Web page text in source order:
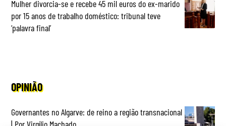
Mulher divorcia-se e recebe 45 mil euros do ex-marido
por 15 anos de trabalho doméstico: tribunal teve
‘palavra final’
OPINIÃO
Governantes no Algarve: de reino a região transnacional